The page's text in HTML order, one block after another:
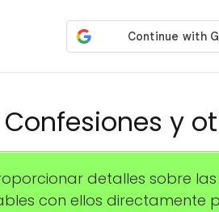
Confesiones y
detalles sobre las
con ellos directamente